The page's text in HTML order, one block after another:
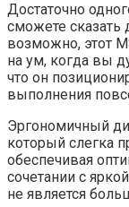
Достаточно
сможете сказать
возможно, этот
на ум, когда вы
что он
выполнения
Эргономичный
который слегка
обеспечивая
сочетании с
не является